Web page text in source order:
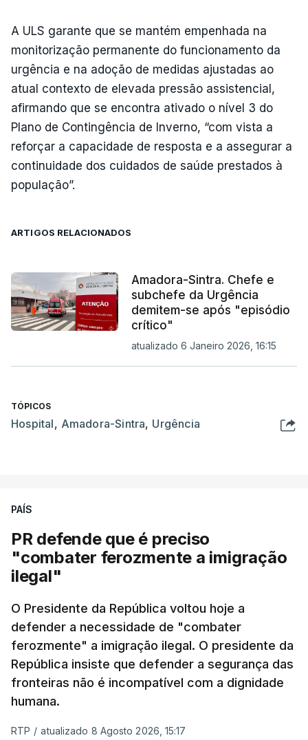
A ULS garante que se mantém empenhada na
monitorização permanente do funcionamento da
urgência e na adoção de medidas ajustadas ao
atual contexto de elevada pressão assistencial,
afirmando que se encontra ativado o nível 3 do
Plano de Contingência de Inverno, “com vista a
reforçar a capacidade de resposta e a assegurar a
continuidade dos cuidados de saúde prestados à
população”.
ARTIGOS RELACIONADOS
Amadora-Sintra. Chefe e
subchefe da Urgência
demitem-se após "episódio
crítico"
atualizado 6 Janeiro 2026, 16:15
TÓPICOS
Hospital, Amadora-Sintra, Urgência
PAÍS
PR defende que é preciso
"combater ferozmente a imigração
ilegal"
O Presidente da República voltou hoje a
defender a necessidade de "combater
ferozmente" a imigração ilegal. O presidente da
República insiste que defender a segurança das
fronteiras não é incompatível com a dignidade
humana.
RTP / atualizado 8 Agosto 2026, 15:17